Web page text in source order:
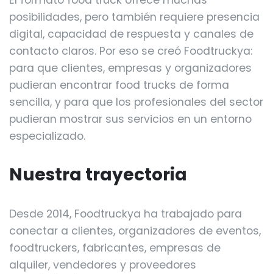
posibilidades, pero también requiere presencia
digital, capacidad de respuesta y canales de
contacto claros. Por eso se creó Foodtruckya:
para que clientes, empresas y organizadores
pudieran encontrar food trucks de forma
sencilla, y para que los profesionales del sector
pudieran mostrar sus servicios en un entorno
especializado.
Nuestra trayectoria
Desde 2014, Foodtruckya ha trabajado para
conectar a clientes, organizadores de eventos,
foodtruckers, fabricantes, empresas de
alquiler, vendedores y proveedores